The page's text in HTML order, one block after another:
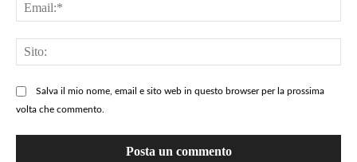
QUI
Salva il mio nome, email e sito web in questo browser per la prossima
volta che commento.